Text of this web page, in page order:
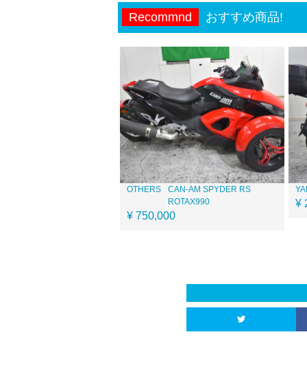
Recommnd おすすめ商品!
OTHERS
CAN-AM SPYDER RS
ROTAX990
¥ 750,000
¥